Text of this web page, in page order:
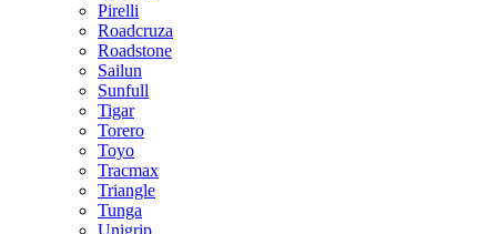
Pirelli
Roadcruza
Roadstone
Sailun
Sunfull
Tigar
Torero
Toyo
Tracmax
Triangle
Tunga
Unigrip